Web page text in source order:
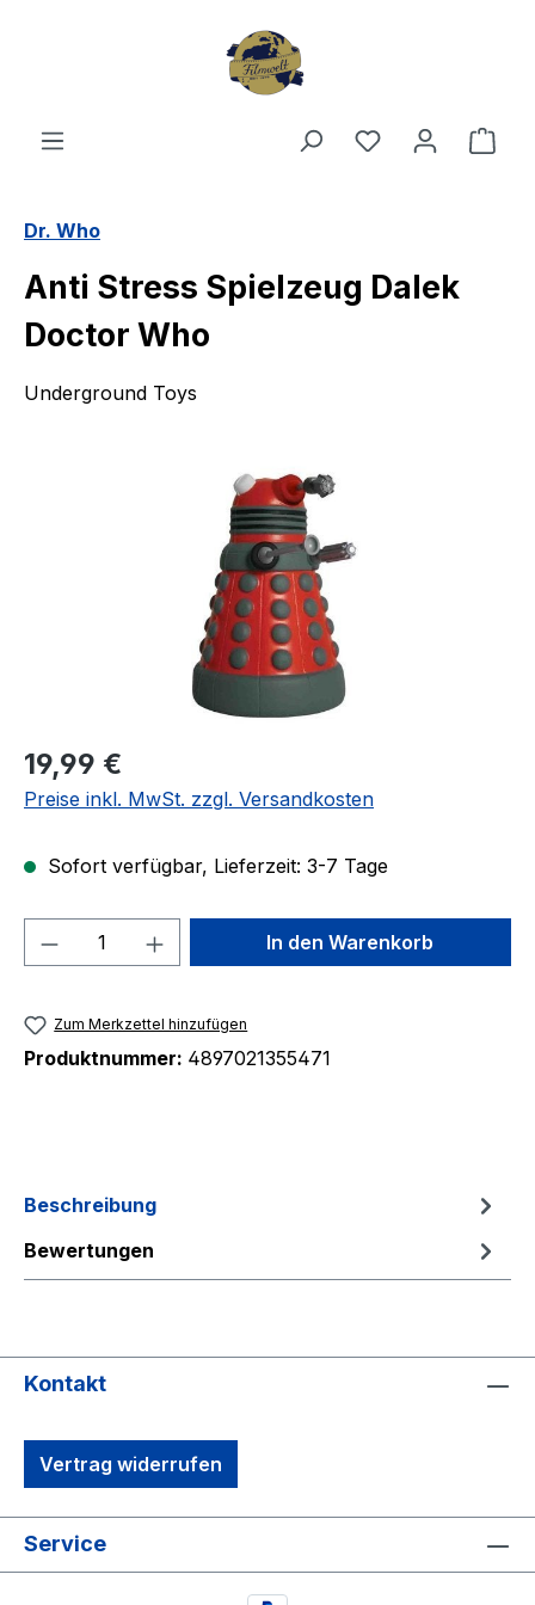
Du hast 0
Dr. Who
Anti Stress Spielzeug Dalek
Doctor Who
Underground Toys
Regulärer Preis:
19,99 €
Preise inkl. MwSt. zzgl. Versandkosten
Sofort verfügbar, Lieferzeit: 3-7 Tage
Produkt Anzahl: Gib denIn den Warenkorb
Zum Merkzettel hinzufügen
Produktnummer: 4897021355471
Beschreibung
Bewertungen
Kontakt
Vertrag widerrufen
Service